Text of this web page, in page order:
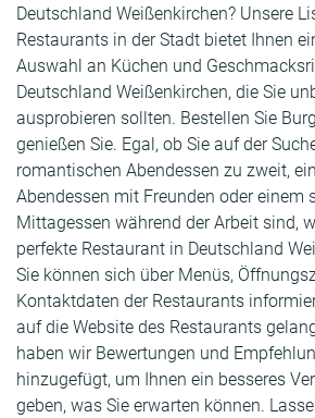
Deutschland Weißenkirchen? Unsere
Restaurants in der Stadt bietet Ihnen
Auswahl an Küchen und
Deutschland Weißenkirchen, die Sie
ausprobieren sollten. Bestellen Sie
genießen Sie. Egal, ob Sie auf der
romantischen Abendessen zu zweit,
Abendessen mit Freunden oder einem
Mittagessen während der Arbeit sind,
perfekte Restaurant in Deutschland
Sie können sich über Menüs,
Kontaktdaten der Restaurants
auf die Website des Restaurants
haben wir Bewertungen und
hinzugefügt, um Ihnen ein besseres
geben, was Sie erwarten können.